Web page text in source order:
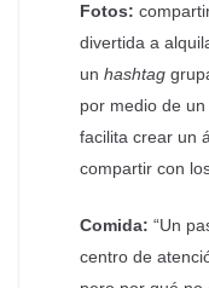
Fotos:
divertida a
un hashtag
por medio de
facilita crear un
compartir con
Comida: “Un
centro de